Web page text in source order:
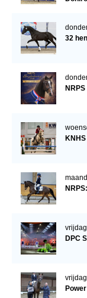
32
DPC